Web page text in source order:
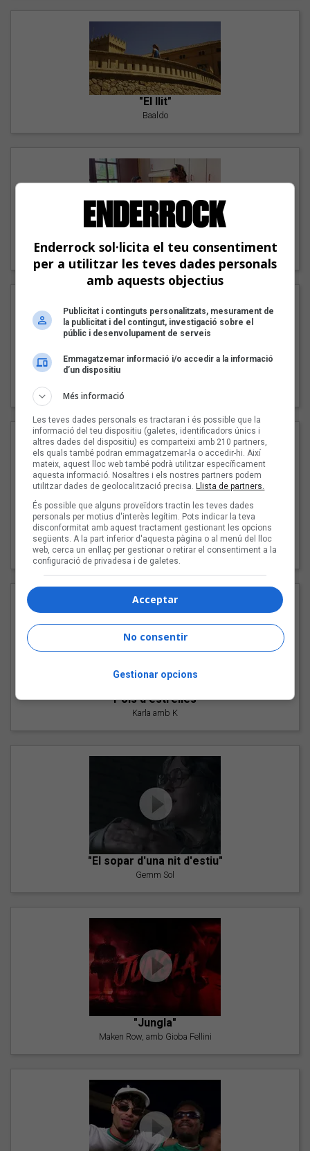
"El llit"
Baaldo
Carmen y María
"Les cabres"
94 Rules amb Compte
"Pols d'estrelles"
Karla amb K
"El sopar d'una nit d'estiu"
Gemm Sol
"Jungla"
Maken Row, amb Gioba Fellini
Enderrock sol·licita el teu consentiment
per a utilitzar les teves dades personals
amb aquests objectius
Publicitat i continguts personalitzats, mesurament de
la publicitat i del contingut, investigació sobre el
públic i desenvolupament de serveis
Emmagatzemar informació i/o accedir a la informació
d’un dispositiu
Més informació
Les teves dades personals es tractaran i és possible que la
informació del teu dispositiu (galetes, identificadors únics i
altres dades del dispositiu) es comparteixi amb 210 partners,
els quals també podran emmagatzemar-la o accedir-hi. Així
mateix, aquest lloc web també podrà utilitzar específicament
aquesta informació. Nosaltres i els nostres partners podem
utilitzar dades de geolocalització precisa.Llista de partners.
És possible que alguns proveïdors tractin les teves dades
personals per motius d'interès legítim. Pots indicar la teva
disconformitat amb aquest tractament gestionant les opcions
següents. A la part inferior d'aquesta pàgina o al menú del lloc
web, cerca un enllaç per gestionar o retirar el consentiment a la
configuració de privadesa i de galetes.
Acceptar
No consentir
Gestionar opcions